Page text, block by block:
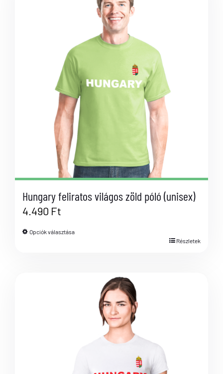
Hungary feliratos világos zöld póló (unisex)
4.490 Ft
Opciók választása
Részletek